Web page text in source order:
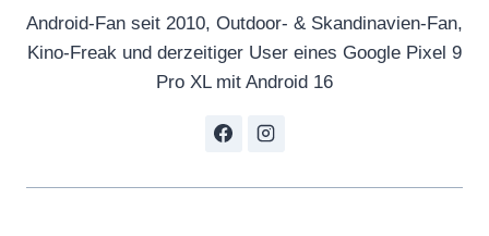
a
2
Android-Fan seit 2010, Outdoor- & Skandinavien-Fan,
Kino-Freak und derzeitiger User eines Google Pixel 9
Pro XL mit Android 16